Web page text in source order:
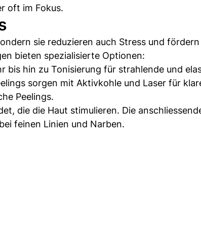
oft im Fokus.
sie reduzieren auch Stress und
bieten spezialisierte Optionen:
bis hin zu Tonisierung für strahlende und
sorgen mit Aktivkohle und Laser für
Peelings.
die die Haut stimulieren. Die
feinen Linien und Narben.